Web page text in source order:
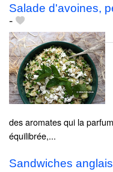
Salade d'avoines,
-
des aromates qui la
équilibrée,...
Sandwiches